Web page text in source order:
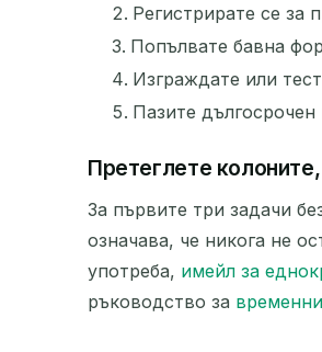
Регистрирате се
Попълвате бавна
Изграждате или
Пазите
Претеглете
За първите три задачи
означава, че никога не
употреба, имейл за
ръководство за